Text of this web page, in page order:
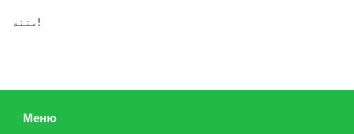
مننه!
Меню